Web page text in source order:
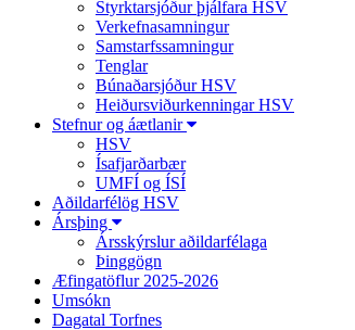
Styrktarsjóður þjálfara HSV
Verkefnasamningur
Samstarfssamningur
Tenglar
Búnaðarsjóður HSV
Heiðursviðurkenningar HSV
Stefnur og áætlanir
HSV
Ísafjarðarbær
UMFÍ og ÍSÍ
Aðildarfélög HSV
Ársþing
Ársskýrslur aðildarfélaga
Þinggögn
Æfingatöflur 2025-2026
Umsókn
Dagatal Torfnes